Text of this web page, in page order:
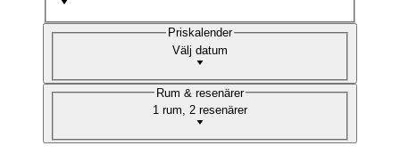
Välj datum
Priskalender
1 rum, 2 resenärer
Rum & resenärer